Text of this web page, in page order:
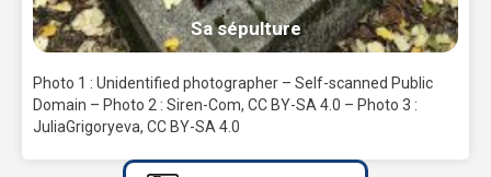
Sa sépulture
Photo 1 : Unidentified photographer – Self-scanned Public
Domain – Photo 2 : Siren-Com, CC BY-SA 4.0 – Photo 3 :
JuliaGrigoryeva, CC BY-SA 4.0